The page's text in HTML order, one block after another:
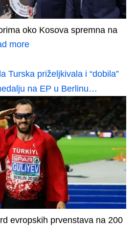
oko Kosova spremna na
more
Turska priželjkivala i “dobila”
na EP u Berlinu…
evropskih prvenstava na 200